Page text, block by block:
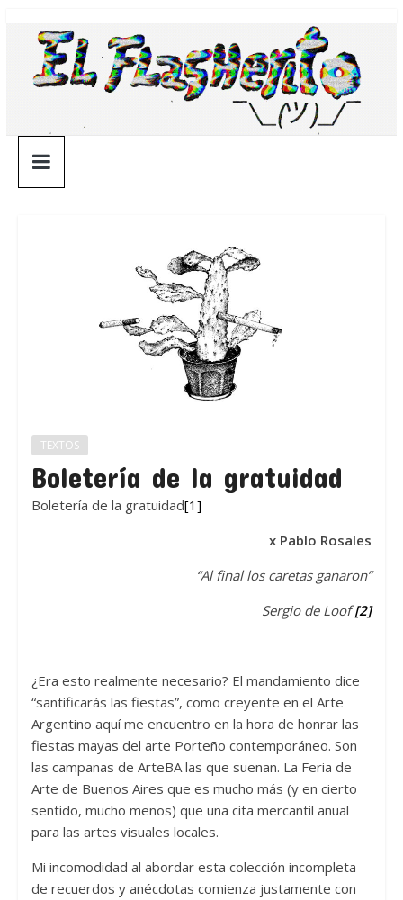
contenido
¯\_(ツ)_/
¯
TEXTOS
Boletería de la gratuidad
Boletería de la gratuidad[1]
x Pablo Rosales
“Al final los caretas ganaron”
Sergio de Loof[2]
¿Era esto realmente necesario? El mandamiento dice
“santificarás las fiestas”, como creyente en el Arte
Argentino aquí me encuentro en la hora de honrar las
fiestas mayas del arte Porteño contemporáneo. Son
las campanas de ArteBA las que suenan. La Feria de
Arte de Buenos Aires que es mucho más (y en cierto
sentido, mucho menos) que una cita mercantil anual
para las artes visuales locales.
Mi incomodidad al abordar esta colección incompleta
de recuerdos y anécdotas comienza justamente con